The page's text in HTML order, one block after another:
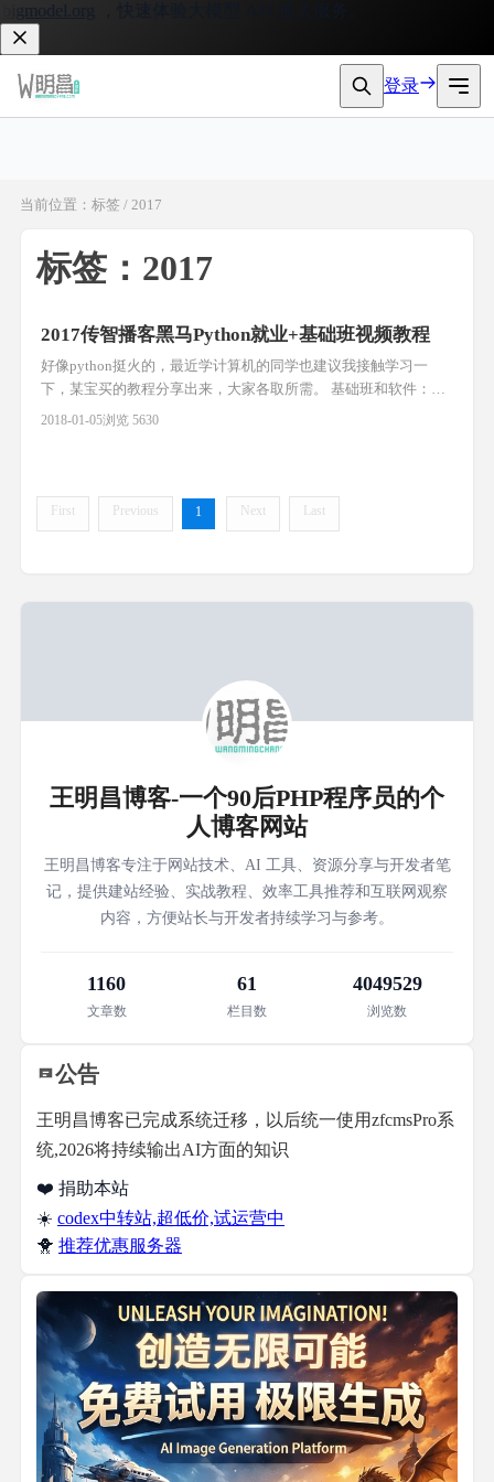
登录
当前位置：标签 / 2017
标签：2017
2017传智播客黑马Python就业+基础班视频教程
好像python挺火的，最近学计算机的同学也建议我接触学习一
下，某宝买的教程分享出来，大家各取所需。 基础班和软件：
https://pan.baidu.com/s/1hr6zAbM 密码：[reply]b5rz[/reply] 就业
2018-01-05浏览 5630
First Previous 1 Next Last
王明昌博客-一个90后PHP程序员的个
人博客网站
王明昌博客专注于网站技术、AI 工具、资源分享与开发者笔
记，提供建站经验、实战教程、效率工具推荐和互联网观察
内容，方便站长与开发者持续学习与参考。
1160
文章数
61
栏目数
4049529
浏览数
公告
王明昌博客已完成系统迁移，以后统一使用zfcmsPro系
统,2026将持续输出AI方面的知识
❤️ 捐助本站
☀️ codex中转站,超低价,试运营中
🐥 推荐优惠服务器